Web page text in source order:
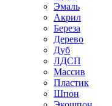
Эмаль
Акрил
Береза
Дерево
Дуб
ЛДСП
Массив
Пластик
Шпон